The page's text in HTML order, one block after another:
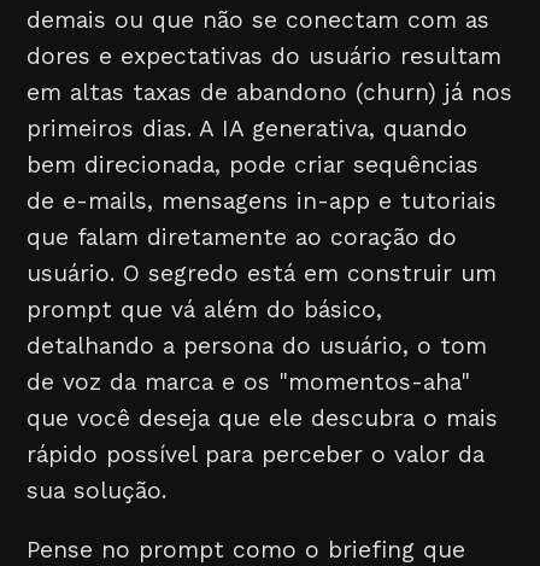
demais ou que não se conectam com as
dores e expectativas do usuário resultam
em altas taxas de abandono (churn) já nos
primeiros dias. A IA generativa, quando
bem direcionada, pode criar sequências
de e-mails, mensagens in-app e tutoriais
que falam diretamente ao coração do
usuário. O segredo está em construir um
prompt que vá além do básico,
detalhando a persona do usuário, o tom
de voz da marca e os "momentos-aha"
que você deseja que ele descubra o mais
rápido possível para perceber o valor da
sua solução.
Pense no prompt como o briefing que